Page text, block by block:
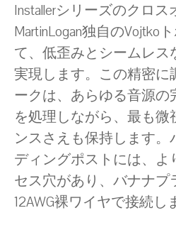
Installerシリーズのクロス
MartinLogan独自のVojtko
て、低歪みとシームレス
実現します。この精密に
ークは、あらゆる音源の
を処理しながら、最も
ンスさえも保持します。
ディングポストには、よ
セス穴があり、バナナプ
12AWG裸ワイヤで接続し